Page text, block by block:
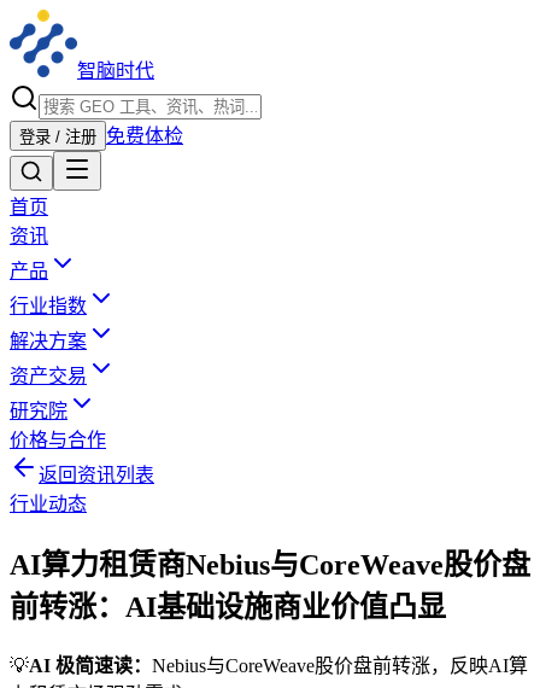
智脑时代
登录 / 注册 免费体检
首页
资讯
产品
行业指数
解决方案
资产交易
研究院
价格与合作
返回资讯列表
行业动态
AI算力租赁商Nebius与CoreWeave股价盘
前转涨：AI基础设施商业价值凸显
💡AI 极简速读： Nebius与CoreWeave股价盘前转涨，反映AI算